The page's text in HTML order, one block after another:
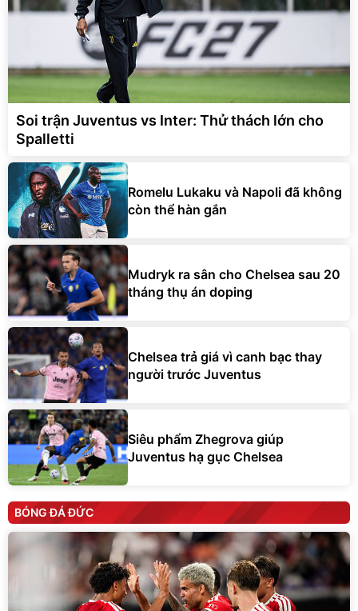
Soi trận Juventus vs Inter: Thử thách lớn cho
Spalletti
Romelu Lukaku và Napoli đã không
còn thể hàn gắn
Mudryk ra sân cho Chelsea sau 20
tháng thụ án doping
Chelsea trả giá vì canh bạc thay
người trước Juventus
Siêu phẩm Zhegrova giúp
Juventus hạ gục Chelsea
BÓNG ĐÁ ĐỨC